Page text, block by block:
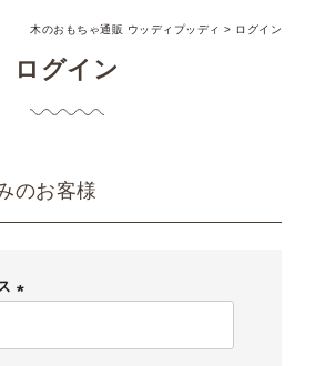
木のおもちゃ通販 ウッディプッディ ログイン
ログイン
のお客様
必